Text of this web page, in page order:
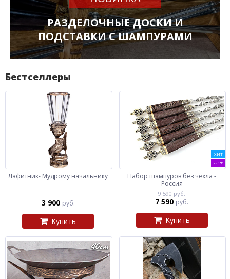
РАЗДЕЛОЧНЫЕ ДОСКИ И
ПОДСТАВКИ С ШАМПУРАМИ
Бестселлеры
Лафитник- Мудрому начальнику
3 900 руб.
Купить
ХИТ
-21%
Набор шампуров без чехла -
Россия
9 590 руб.
7 590 руб.
Купить